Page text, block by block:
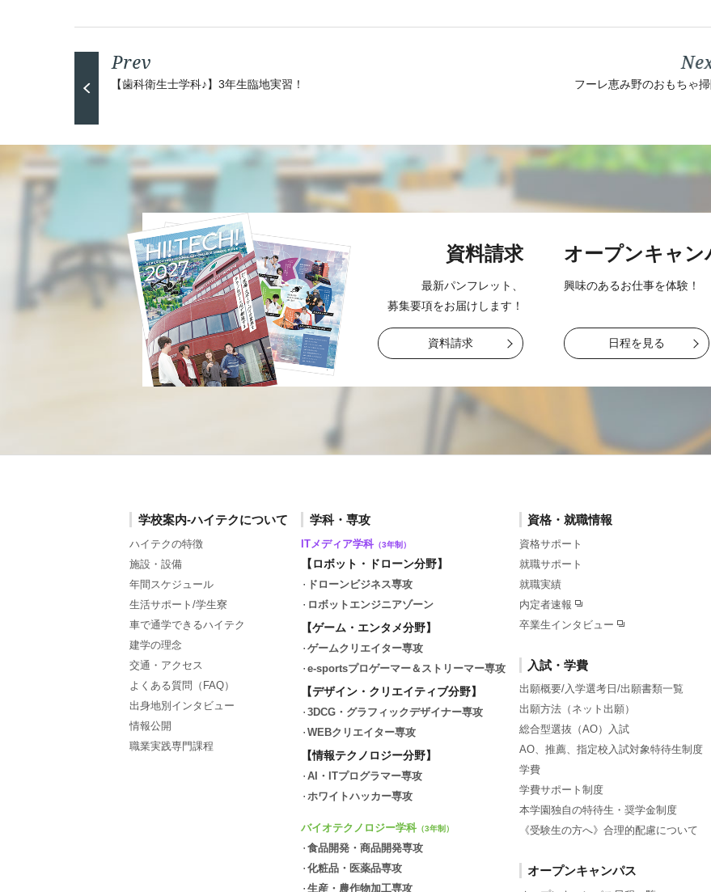
【歯科衛生士学科♪】3年生臨地実習！ フーレ恵み野のおもちゃ
資料請求
最新パンフレット、
募集要項をお届け します！
資料請求
オープンキャン
興味のあるお仕事を体験！
日程を見る
学校案内-ハイテクについて
ハイテクの特徴
施設・設備
年間スケジュール
生活サポート/学生寮
車で通学できるハイテク
建学の理念
交通・アクセス
よくある質問（FAQ）
出身地別インタビュー
情報公開
職業実践専門課程
学科・専攻
ITメディア学科 （3年制）
【ロボット・ドローン分野】
ドローンビジネス専攻
ロボットエンジニアゾーン
【ゲーム・エンタメ分野】
ゲームクリエイター専攻
e-sportsプロゲーマー＆ストリーマー専攻
【デザイン・クリエイティブ分野】
3DCG・グラフィックデザイナー専攻
WEBクリエイター専攻
【情報テクノロジー分野】
AI・ITプログラマー専攻
ホワイトハッカー専攻
バイオテクノロジー学科 （3年制）
食品開発・商品開発専攻
化粧品・医薬品専攻
生産・農作物加工専攻
資格・就職情報
資格サポート
就職サポート
就職実績
内定者速報
卒業生インタビュー
入試・学費
出願概要/入学選考日/出願書類一覧
出願方法（ネット出願）
総合型選抜（AO）入試
AO、推薦、指定校入試対象特待生制度
学費
学費サポート制度
本学園独自の特待生・奨学金制度
《受験生の方へ》合理的配慮について
オープンキャンパス